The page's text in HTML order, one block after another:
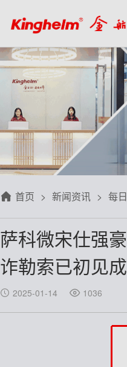
产品
射
射
板
滤
数
排
非
新闻
每
行
三
人
自
技术
每
应
技
名家
宋
林雪
齐
刘
赵
戴
关于
关
联
用
隐
首页 新闻资讯 每
萨科微宋仕强
诈勒索已初见
2025-01-14 1036